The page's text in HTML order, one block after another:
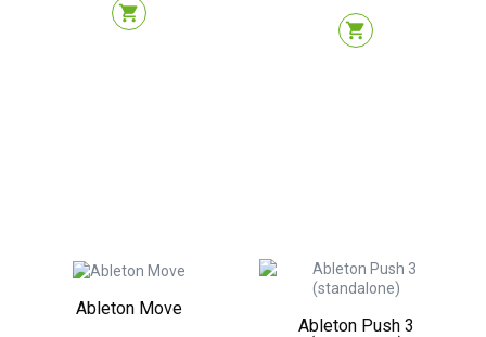
shopping_cart
shopping_cart
Ableton Move
Ableton Push 3